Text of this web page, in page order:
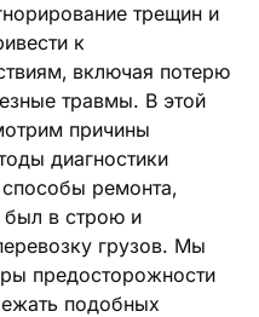
трещин и
к
включая потерю
травмы. В этой
причины
диагностики
ремонта‚
был в строю и
грузов. Мы
предосторожности
подобных